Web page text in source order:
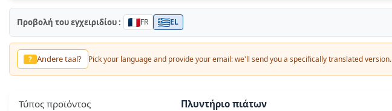
Προβολή του εγχειριδίου : FR EL
? Andere taal? Pick your language and provide your email: we'll send you a specifically translated version.
Τύπος προϊόντος Πλυντήριο πιάτων